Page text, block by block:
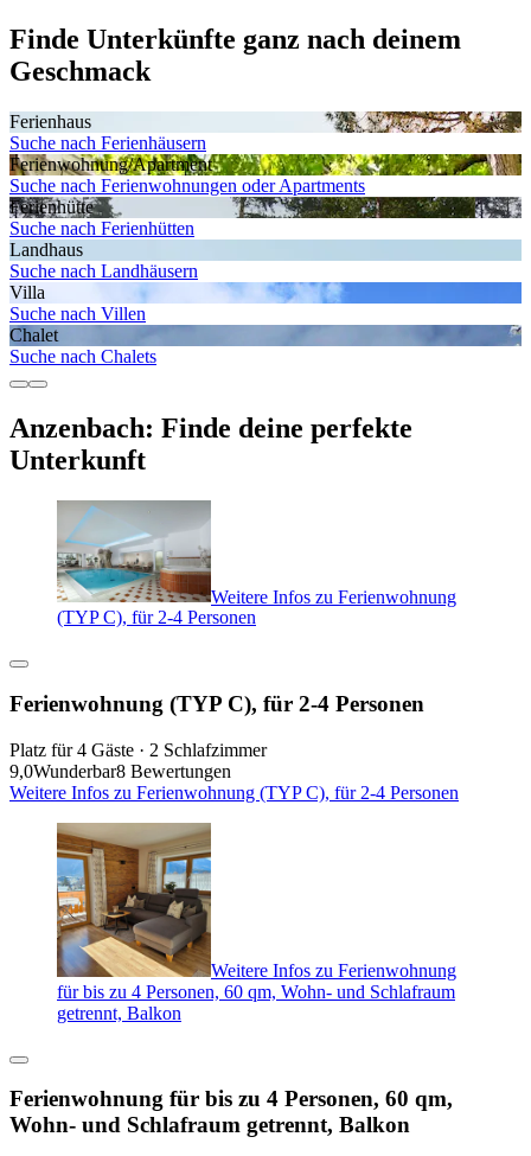
Finde Unterkünfte ganz nach deinem
Geschmack
Ferienhaus
Suche nach Ferienhäusern
Ferienwohnung/Apartment
Suche nach Ferienwohnungen oder Apartments
Ferienhütte
Suche nach Ferienhütten
Landhaus
Suche nach Landhäusern
Villa
Suche nach Villen
Chalet
Suche nach Chalets
Anzenbach: Finde deine perfekte
Unterkunft
Weitere Infos zu Ferienwohnung
(TYP C), für 2-4 Personen
Ferienwohnung (TYP C), für 2-4 Personen
Platz für 4 Gäste · 2 Schlafzimmer
9,0Wunderbar8 Bewertungen
Weitere Infos zu Ferienwohnung (TYP C), für 2-4 Personen
Weitere Infos zu Ferienwohnung
für bis zu 4 Personen, 60 qm, Wohn- und Schlafraum
getrennt, Balkon
Ferienwohnung für bis zu 4 Personen, 60 qm,
Wohn- und Schlafraum getrennt, Balkon